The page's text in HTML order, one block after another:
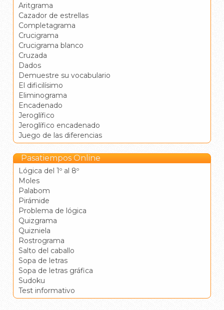
Aritgrama
Cazador de estrellas
Completagrama
Crucigrama
Crucigrama blanco
Cruzada
Dados
Demuestre su vocabulario
El dificilísimo
Eliminograma
Encadenado
Jeroglífico
Jeroglífico encadenado
Juego de las diferencias
Pasatiempos Online
Lógica del 1º al 8º
Moles
Palabom
Pirámide
Problema de lógica
Quizgrama
Quizniela
Rostrograma
Salto del caballo
Sopa de letras
Sopa de letras gráfica
Sudoku
Test informativo